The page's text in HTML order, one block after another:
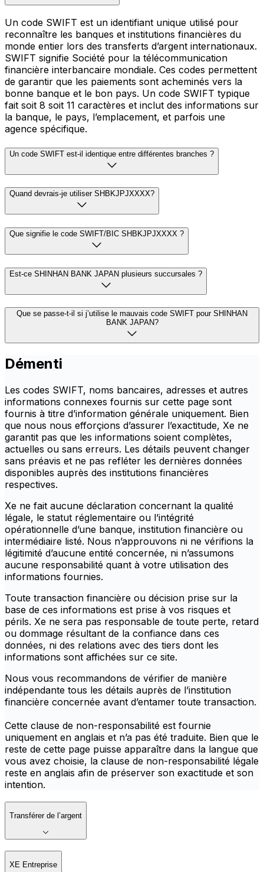
Un code SWIFT est un identifiant unique utilisé pour
reconnaître les banques et institutions financières du
monde entier lors des transferts d’argent internationaux.
SWIFT signifie Société pour la télécommunication
financière interbancaire mondiale. Ces codes permettent
de garantir que les paiements sont acheminés vers la
bonne banque et le bon pays. Un code SWIFT typique
fait soit 8 soit 11 caractères et inclut des informations sur
la banque, le pays, l’emplacement, et parfois une
agence spécifique.
Un code SWIFT est-il identique entre différentes branches ?
Quand devrais-je utiliser SHBKJPJXXXX?
Que signifie le code SWIFT/BIC SHBKJPJXXXX ?
Est-ce SHINHAN BANK JAPAN plusieurs succursales ?
Que se passe-t-il si j’utilise le mauvais code SWIFT pour SHINHAN
BANK JAPAN?
Démenti
Les codes SWIFT, noms bancaires, adresses et autres
informations connexes fournis sur cette page sont
fournis à titre d’information générale uniquement. Bien
que nous nous efforçions d’assurer l’exactitude, Xe ne
garantit pas que les informations soient complètes,
actuelles ou sans erreurs. Les détails peuvent changer
sans préavis et ne pas refléter les dernières données
disponibles auprès des institutions financières
respectives.
Xe ne fait aucune déclaration concernant la qualité
légale, le statut réglementaire ou l’intégrité
opérationnelle d’une banque, institution financière ou
intermédiaire listé. Nous n’approuvons ni ne vérifions la
légitimité d’aucune entité concernée, ni n’assumons
aucune responsabilité quant à votre utilisation des
informations fournies.
Toute transaction financière ou décision prise sur la
base de ces informations est prise à vos risques et
périls. Xe ne sera pas responsable de toute perte, retard
ou dommage résultant de la confiance dans ces
données, ni des relations avec des tiers dont les
informations sont affichées sur ce site.
Nous vous recommandons de vérifier de manière
indépendante tous les détails auprès de l’institution
financière concernée avant d’entamer toute transaction.
Cette clause de non-responsabilité est fournie
uniquement en anglais et n’a pas été traduite. Bien que le
reste de cette page puisse apparaître dans la langue que
vous avez choisie, la clause de non-responsabilité légale
reste en anglais afin de préserver son exactitude et son
intention.
Transférer de l’argent
XE Entreprise